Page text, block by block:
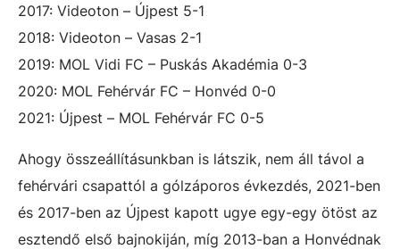
2017: Videoton – Újpest 5-1
2018: Videoton – Vasas 2-1
2019: MOL Vidi FC – Puskás Akadémia 0-3
2020: MOL Fehérvár FC – Honvéd 0-0
2021: Újpest – MOL Fehérvár FC 0-5
Ahogy összeállításunkban is látszik, nem áll távol a
fehérvári csapattól a gólzáporos évkezdés, 2021-ben
és 2017-ben az Újpest kapott ugye egy-egy ötöst az
esztendő első bajnokiján, míg 2013-ban a Honvédnak